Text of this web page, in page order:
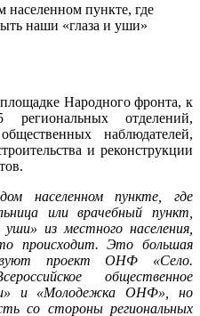
пункте, где
наши «глаза и уши»
Народного фронта, к
отделений,
наблюдателей,
и реконструкции
населенном пункте, где
или врачебный пункт,
из местного населения,
происходит. Это большая
проект ОНФ «Село.
общественное
и «Молодежка ОНФ», но
со стороны региональных